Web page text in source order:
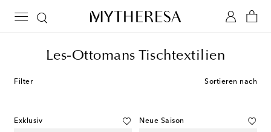
Les-Ottomans Tischtextilien
Filter Sortieren nach
Exklusiv Neue Saison